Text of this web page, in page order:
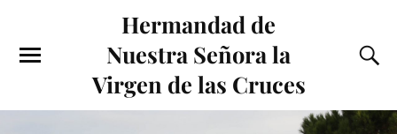
Hermandad de
Nuestra Señora la
Virgen de las Cruces